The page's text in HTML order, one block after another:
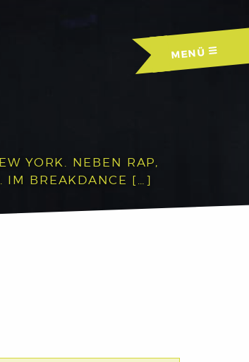
MENÜ
YORK. NEBEN RAP,
IM BREAKDANCE […]